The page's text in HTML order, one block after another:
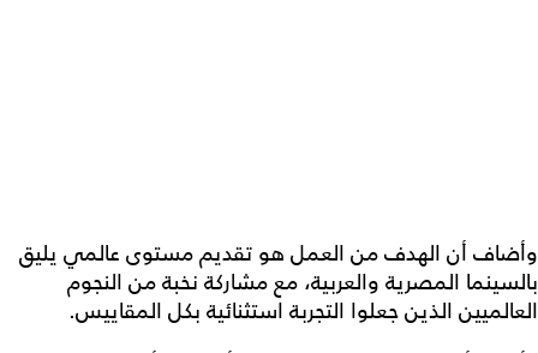
وأضاف أن الهدف من العمل هو تقديم مستوى عالمي يليق
بالسينما المصرية والعربية، مع مشاركة نخبة من النجوم
العالميين الذين جعلوا التجربة استثنائية بكل المقاييس.